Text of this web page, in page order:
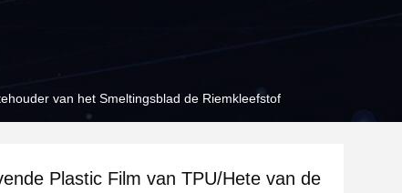
van het Smeltingsblad de Riemkleefstof
Plastic Film van TPU/Hete van de